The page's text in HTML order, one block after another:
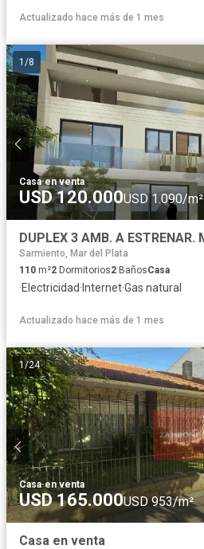
Actualizado hace más de 1 mes
1 /8
Casa·en venta
USD 120.000USD 1.090/m²
Sarmiento, Mar del Plata
110 m²2 Dormitorios2 BañosCasa
·Electricidad· Internet·Gas natural
Actualizado hace más de 1 mes
1/24
Casa·en venta
USD 165.000USD 953/m²
Casa en venta